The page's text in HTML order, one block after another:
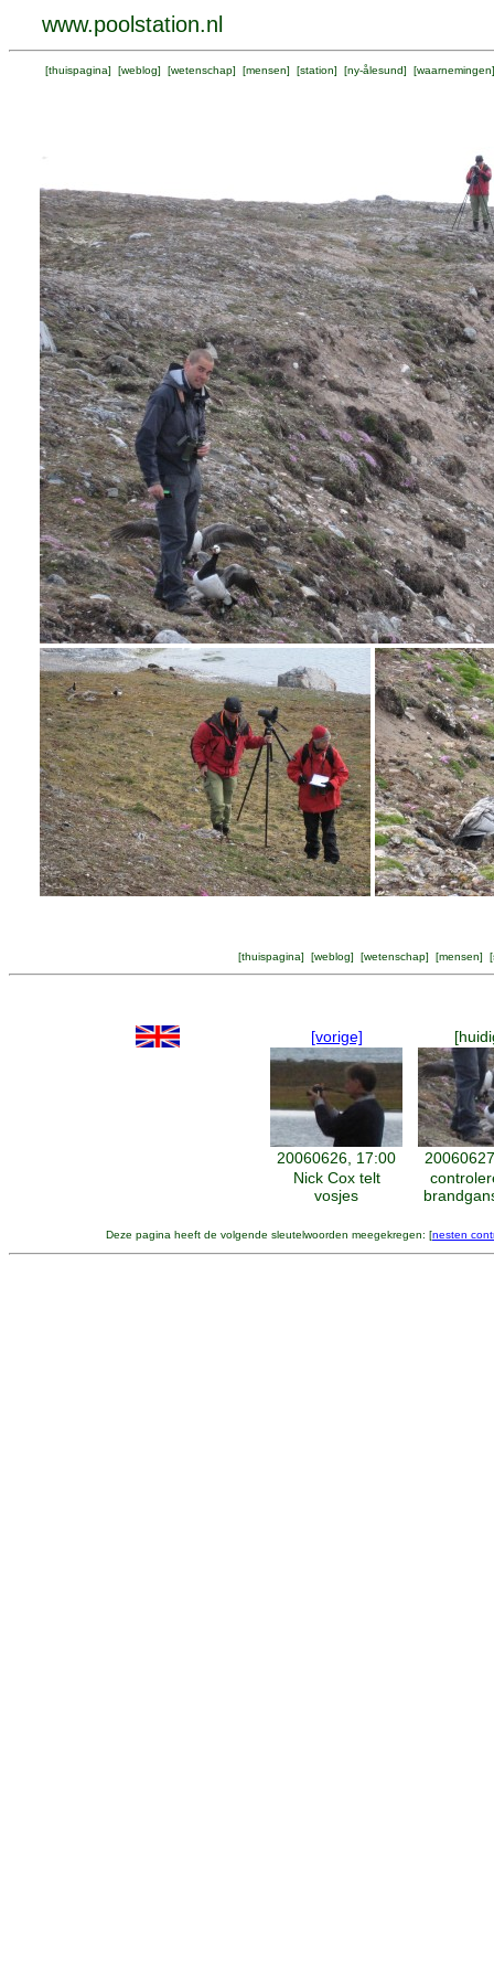
www.poolstation.nl
[thuispagina] [weblog] [wetenschap] [mensen] [station] [ny-ålesund] [waarnemingen
[thuispagina] [weblog] [wetenschap] [mensen] [
[vorige]
20060626, 17:00
Nick Cox telt
vosjes
Deze pagina heeft de volgende sleutelwoorden meegekregen: [nesten